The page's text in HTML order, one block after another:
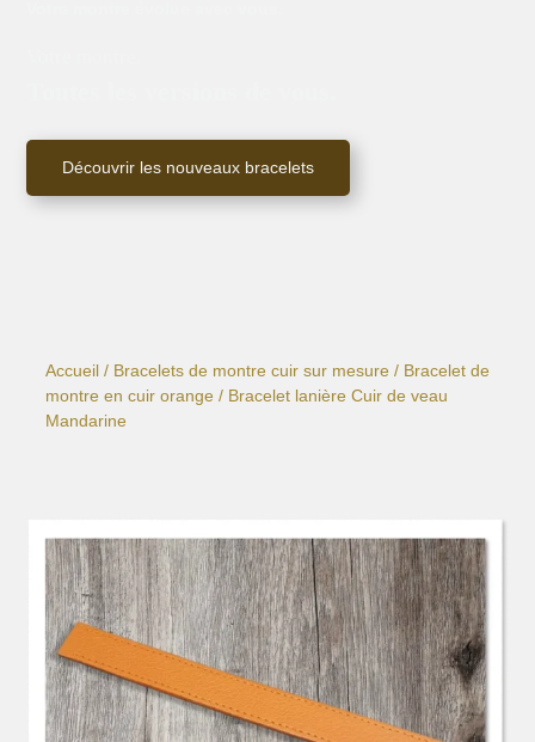
Découvrir les nouveaux bracelets
Accueil / Bracelets de montre cuir sur mesure / Bracelet de
montre en cuir orange / Bracelet lanière Cuir de veau
Mandarine